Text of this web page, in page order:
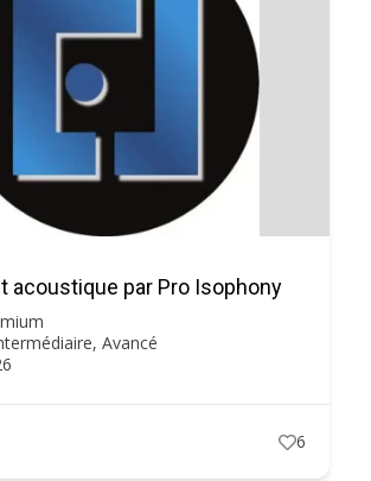
acoustique par Pro Isophony
Avancé
6